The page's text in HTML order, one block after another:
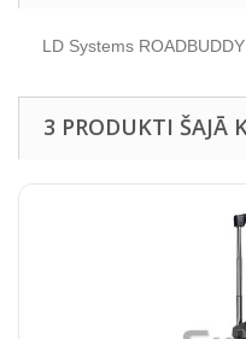
LD Systems
3 PRODUKTI ŠAJĀ